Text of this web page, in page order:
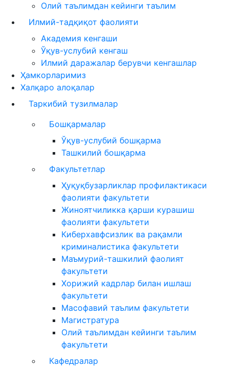
Олий таълимдан кейинги таълим
Илмий-тадқиқот фаолияти
Академия кенгаши
Ўқув-услубий кенгаш
Илмий даражалар берувчи кенгашлар
Ҳамкорларимиз
Халқаро алоқалар
Таркибий тузилмалар
Бошқармалар
Ўқув-услубий бошқарма
Ташкилий бошқарма
Факультетлар
Ҳуқуқбузарликлар профилактикаси
фаолияти факультети
Жиноятчиликка қарши курашиш
фаолияти факультети
Киберхавфсизлик ва рақамли
криминалистика факультети
Маъмурий-ташкилий фаолият
факультети
Хорижий кадрлар билан ишлаш
факультети
Масофавий таълим факультети
Магистратура
Олий таълимдан кейинги таълим
факультети
Кафедралар